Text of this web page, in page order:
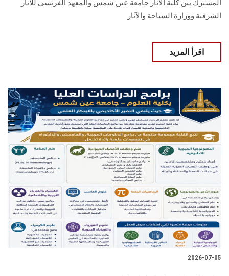
المشترك بين كلية الآثار جامعة عين شمس والمعهد الفرنسي للآثار
الشرقية ووزارة السياحة والآثار
اقرأ المزيد
2026-07-05